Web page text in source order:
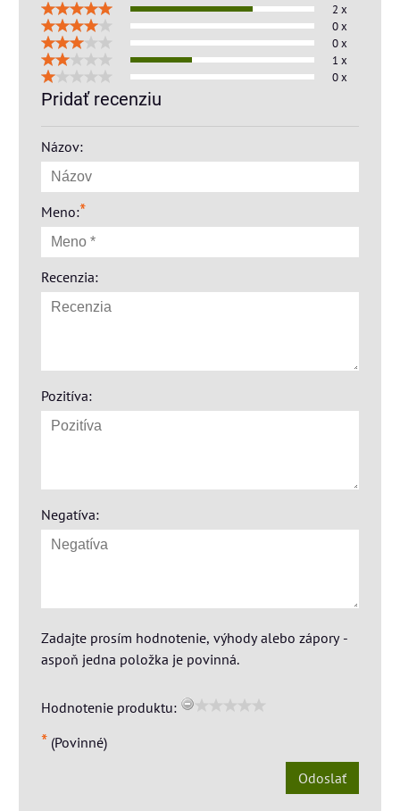
2 x
0 x
0 x
1 x
0 x
Pridať recenziu
Názov:
Meno:*
Recenzia:
Pozitíva:
Negatíva:
Zadajte prosím hodnotenie, výhody alebo zápory -
aspoň jedna položka je povinná.
Hodnotenie produktu:
* (Povinné)
Odoslať